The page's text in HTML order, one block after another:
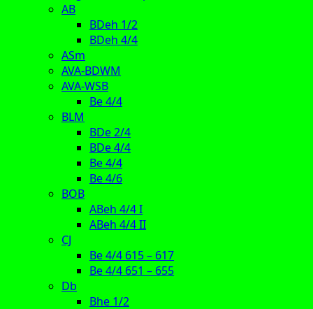
AB
BDeh 1/2
BDeh 4/4
ASm
AVA-BDWM
AVA-WSB
Be 4/4
BLM
BDe 2/4
BDe 4/4
Be 4/4
Be 4/6
BOB
ABeh 4/4 I
ABeh 4/4 II
CJ
Be 4/4 615 – 617
Be 4/4 651 – 655
Db
Bhe 1/2